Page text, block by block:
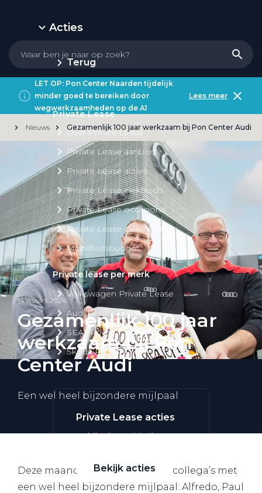
Acties
Terug
Private Lease
Over Private Lease
Private Lease aanbod
Private Lease acties
Private Lease elektrisch
Private Lease occasions
Private Lease calculator
Mobiliteitsbudget
Private lease per merk
Volkswagen Private Lease
Audi Private Lease
SEAT Private Lease
Škoda Private Lease
Private Lease acties
Bekijk alle aanbiedingen
Bekijk acties
LET OP: Pon Center Naarden tijdelijk
minder goed te bereiken door
wegwerkzaamheden op de A1
Lees meer
Nieuws Gezamenlijk 100 jaar werkzaam bij Pon Center Audi
14 maart 2024
Gezamenlijk 100 jaar
werkzaam bij Pon
Center Audi
Een wel heel bijzondere mijlpaal
Deze maand feliciteren wij drie collega’s met
een wel heel bijzondere mijlpaal: Alfredo, Paul